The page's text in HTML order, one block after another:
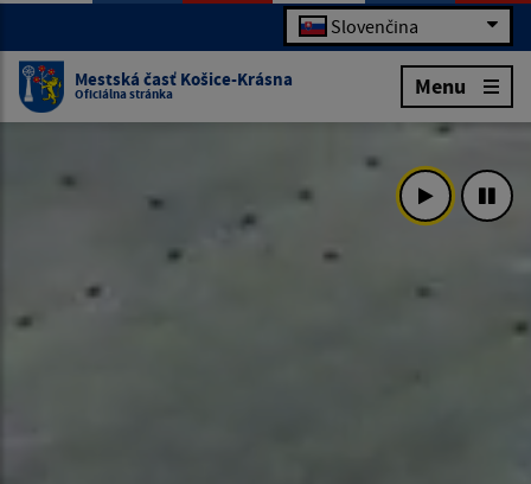
Slovenčina
Mestská časť Košice-Krásna
Oficiálna stránka Menu